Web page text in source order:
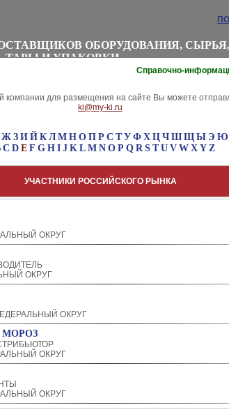
ОБОРУДОВАНИЯ, СЫРЬЯ,
ТАРЫ И УПАКОВКИ
Справочно-
для размещения на сайте Вы можете
ki@my-ki.ru
Ж З И Й К Л М Н О П Р С Т У Ф Х Ц Ч Ш Щ Ы Э Ю
C D E F G H I J K L M N O P Q R S T U V W X Y Z
УЧАСТНИКИ РОССИЙСКОГО РЫНКА
ОКРУГ
ОКРУГ
ОКРУГ
ОКРУГ
ОКРУГ